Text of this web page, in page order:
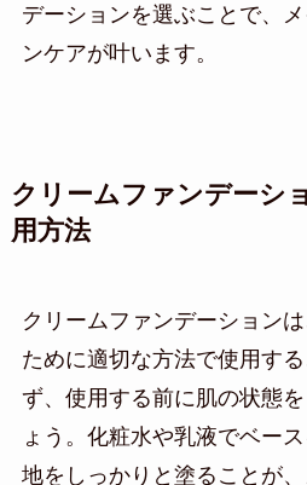
デーションを選ぶことで、
ンケアが叶います。
クリームファンデーシ
用方法
クリームファンデーション
ために適切な方法で使用す
ず、使用する前に肌の状態
ょう。化粧水や乳液でベー
地をしっかりと塗ることが